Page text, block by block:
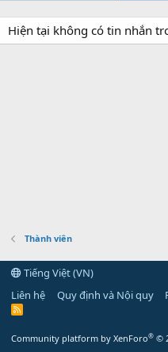
Hiện tại không có tin nhắn
Thành viên
Tiếng Việt (VN)
Liên hệ
Quy định và Nội quy
R
Community platform by XenForo® ©